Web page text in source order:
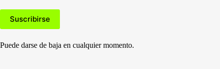
Puede darse de baja en cualquier momento.